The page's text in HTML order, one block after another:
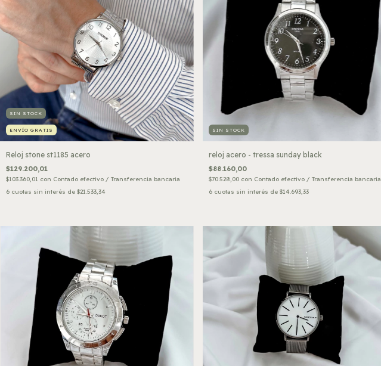
SIN STOCK
ENVÍO GRATIS
Reloj stone st1185 acero
$129.200,01
$103.360,01 con Contado efectivo / Transferencia bancaria
6 cuotas sin interés de $21.533,34
SIN STOCK
reloj acero - tressa sunday black
$88.160,00
$70.528,00 con Contado efectivo / Transferencia bancaria
6 cuotas sin interés de $14.693,33